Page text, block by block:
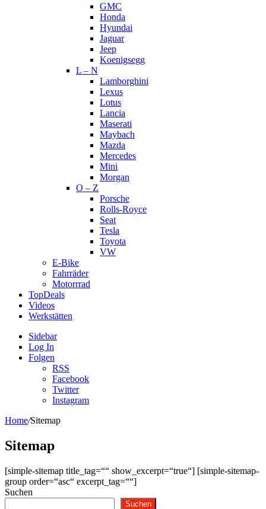
GMC
Honda
Hyundai
Jaguar
Jeep
Koenigsegg
L – N
Lamborghini
Lexus
Lotus
Lancia
Maserati
Maybach
Mazda
Mercedes
Mini
Morgan
O – Z
Porsche
Rolls-Royce
Seat
Tesla
Toyota
VW
E-Bike
Fahrräder
Motorrrad
TopDeals
Videos
Werkstätten
Sidebar
Log In
Folgen
RSS
Facebook
Twitter
Instagram
Home/Sitemap
Sitemap
[simple-sitemap title_tag=““ show_excerpt=“true“] [simple-sitemap-
group order=“asc“ excerpt_tag=““]
Suchen
Suchen